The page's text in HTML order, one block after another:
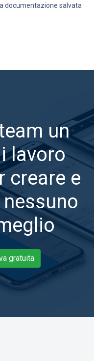
documentazione salvata
un
lavoro
creare e
gratuita